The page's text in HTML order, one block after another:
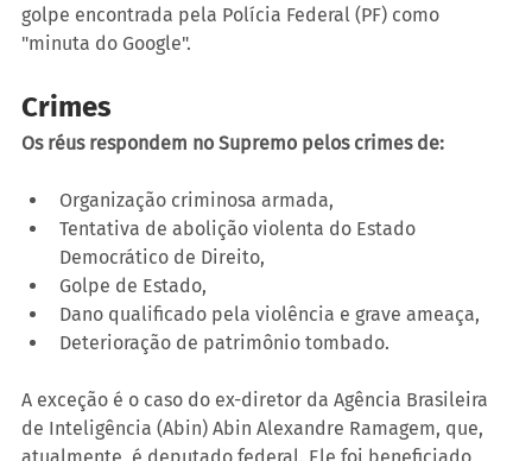
golpe encontrada pela Polícia Federal (PF) como
"minuta do Google".
Crimes
Os réus respondem no Supremo pelos crimes de:
Organização criminosa armada,
Tentativa de abolição violenta do Estado
Democrático de Direito,
Golpe de Estado,
Dano qualificado pela violência e grave ameaça,
Deterioração de patrimônio tombado.
A exceção é o caso do ex-diretor da Agência Brasileira
de Inteligência (Abin) Abin Alexandre Ramagem, que,